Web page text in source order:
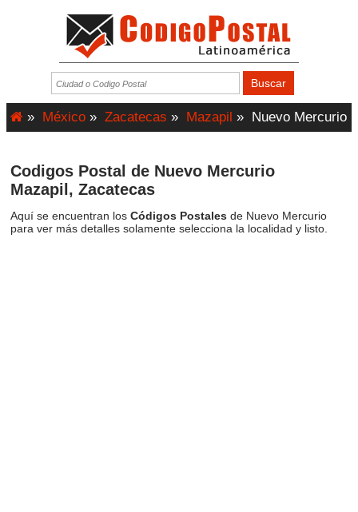
» México » Zacatecas » Mazapil » Nuevo Mercurio
Codigos Postal de Nuevo Mercurio
Mazapil, Zacatecas
Aquí se encuentran los Códigos Postales de Nuevo Mercurio
para ver más detalles solamente selecciona la localidad y listo.